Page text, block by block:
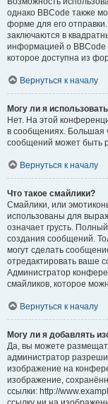
однако BBCode также
форме для его
заключаются в
информацией о BBCode
которое доступна из
Вернуться к началу
Могу ли я
Нет. На этой
в сообщениях. Большая
сообщений может быть
Вернуться к началу
Что такое смайлики?
Смайлики, или
использованы для
означает грусть.
создания сообщений.
могут сделать
отредактировать ваше
Администратор
смайликов, которое
Вернуться к началу
Могу ли я добавлять
Да, вы можете
администратор
изображение на
изображение,
ссылки: http://